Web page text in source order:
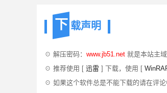
下 载声明
☉ 解压密码： www.jb51.net 就是本站主
☉ 推荐使用 [ 迅雷 ] 下载，使用 [
☉ 如果这个软件总是不能下载的请在评